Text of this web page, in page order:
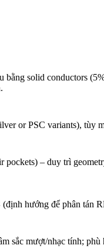
bằng solid conductors
or PSC variants), tùy
pockets) – duy trì
hướng để phân tán
sắc mượt/nhạc tính; phù